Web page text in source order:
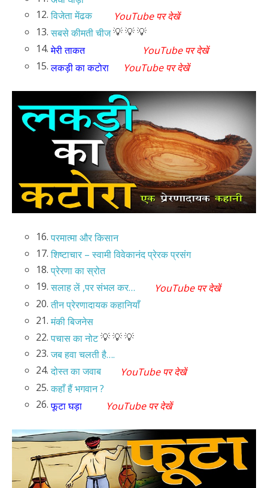
12.विजेता मेंढक
YouTube पर देखें
13.सबसे कीमती चीज💡 💡 💡
14.मेरी ताकत
YouTube पर देखें
15.लकड़ी का कटोरा YouTube पर देखें
16.परमात्मा और किसान
17.शिष्टाचार – स्वामी विवेकानंद प्रेरक प्रसंग
18.प्रेरणा का स्रोत
19.सलाह लें ,पर संभल कर…
YouTube पर देखें
20.तीन प्रेरणादायक कहानियाँ
21.मंकी बिजनेस
22.पचास का नोट💡 💡 💡
23.जब हवा चलती है….
24.दोस्त का जवाब
YouTube पर देखें
25.कहाँ हैं भगवान ?
26.फूटा घड़ा YouTube पर देखें